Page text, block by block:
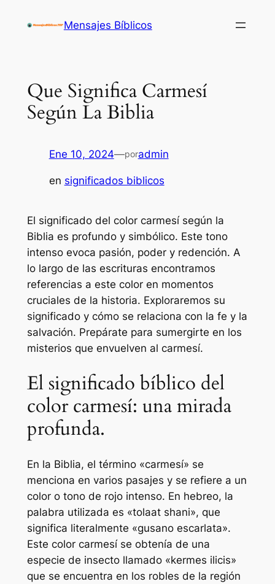
Mensajes Bíblicos
Que Significa Carmesí
Según La Biblia
Ene 10, 2024—poradmin
en significados biblicos
El significado del color carmesí según la
Biblia es profundo y simbólico. Este tono
intenso evoca pasión, poder y redención. A
lo largo de las escrituras encontramos
referencias a este color en momentos
cruciales de la historia. Exploraremos su
significado y cómo se relaciona con la fe y la
salvación. Prepárate para sumergirte en los
misterios que envuelven al carmesí.
El significado bíblico del
color carmesí: una mirada
profunda.
En la Biblia, el término «carmesí» se
menciona en varios pasajes y se refiere a un
color o tono de rojo intenso. En hebreo, la
palabra utilizada es «tolaat shani», que
significa literalmente «gusano escarlata».
Este color carmesí se obtenía de una
especie de insecto llamado «kermes ilicis»
que se encuentra en los robles de la región